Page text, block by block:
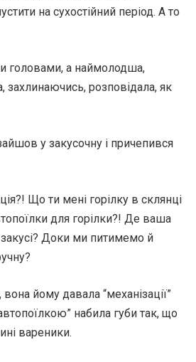
на сухостійний період. А то
головами, а наймолодша,
захлинаючись, розповідала, як
у закусочну і причепився
Що ти мені горілку в склянці
для горілки?! Де ваша
закусі? Доки ми питимемо й
йому давала “механізації”
набила губи так, що
вареники.